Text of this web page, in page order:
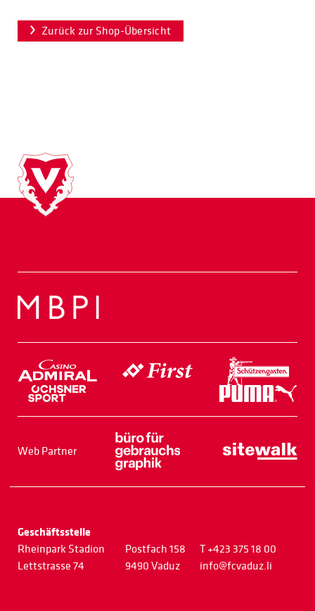
Zurück zur Shop-Übersicht
Web Partner
Geschäftsstelle
Rheinpark Stadion
Lettstrasse 74
Postfach 158
9490 Vaduz
T +423 375 18 00
info@fcvaduz.li